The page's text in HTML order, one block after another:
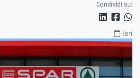
Condividi su:
Ieri